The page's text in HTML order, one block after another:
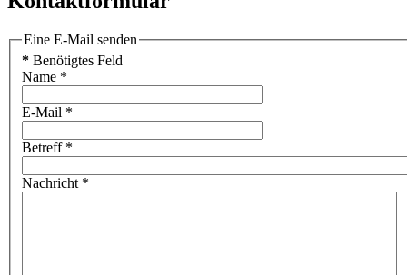
Eine E-Mail senden
* Benötigtes Feld
Name *
E-Mail *
Betreff*
Nachricht *